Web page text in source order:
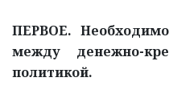
ПЕРВОЕ.
между денежно-
политикой.